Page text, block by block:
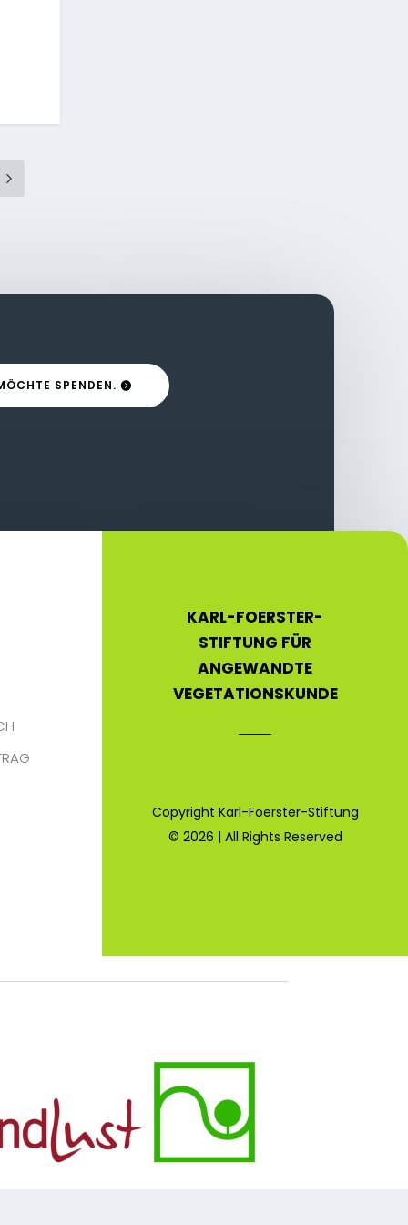
SPENDEN.
KARL-FOERSTER-
STIFTUNG FÜR
ANGEWANDTE
VEGETATIONSKUNDE
Copyright Karl-Foerster-Stiftung
© 2026 | All Rights Reserved